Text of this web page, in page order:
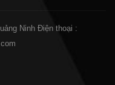
Ninh Điện thoại :